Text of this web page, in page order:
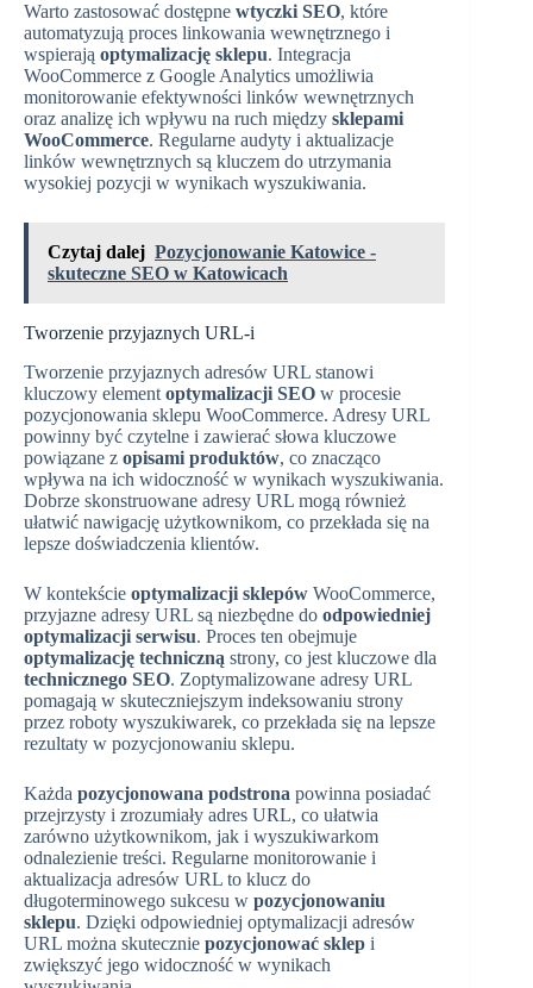
Warto zastosować dostępne wtyczki SEO, które
automatyzują proces linkowania wewnętrznego i
wspierają optymalizację sklepu. Integracja
WooCommerce z Google Analytics umożliwia
monitorowanie efektywności linków wewnętrznych
oraz analizę ich wpływu na ruch między sklepami
WooCommerce. Regularne audyty i aktualizacje
linków wewnętrznych są kluczem do utrzymania
wysokiej pozycji w wynikach wyszukiwania.
Czytaj dalej Pozycjonowanie Katowice -
skuteczne SEO w Katowicach
Tworzenie przyjaznych URL-i
Tworzenie przyjaznych adresów URL stanowi
kluczowy element optymalizacji SEO w procesie
pozycjonowania sklepu WooCommerce. Adresy URL
powinny być czytelne i zawierać słowa kluczowe
powiązane z opisami produktów, co znacząco
wpływa na ich widoczność w wynikach wyszukiwania.
Dobrze skonstruowane adresy URL mogą również
ułatwić nawigację użytkownikom, co przekłada się na
lepsze doświadczenia klientów.
W kontekście optymalizacji sklepów WooCommerce,
przyjazne adresy URL są niezbędne do odpowiedniej
optymalizacji serwisu. Proces ten obejmuje
optymalizację techniczną strony, co jest kluczowe dla
technicznego SEO. Zoptymalizowane adresy URL
pomagają w skuteczniejszym indeksowaniu strony
przez roboty wyszukiwarek, co przekłada się na lepsze
rezultaty w pozycjonowaniu sklepu.
Każda pozycjonowana podstrona powinna posiadać
przejrzysty i zrozumiały adres URL, co ułatwia
zarówno użytkownikom, jak i wyszukiwarkom
odnalezienie treści. Regularne monitorowanie i
aktualizacja adresów URL to klucz do
długoterminowego sukcesu w pozycjonowaniu
sklepu. Dzięki odpowiedniej optymalizacji adresów
URL można skutecznie pozycjonować sklep i
zwiększyć jego widoczność w wynikach